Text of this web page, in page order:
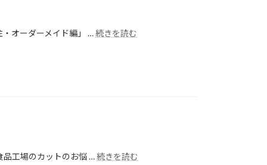
オーダーメイド編」 …続きを読む
品工場のカットのお悩 …続きを読む